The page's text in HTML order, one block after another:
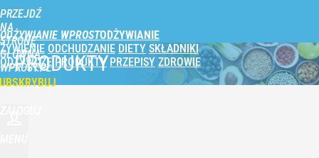
PRZEJDŹ
NA
STRONĘ
GŁÓWNĄ
WPROST.PL
ODŻYWIANIE WPROST
ŻYWIENIE ODCHUDZANIE DIETY SKŁADNIKI
ODŻYWCZE PRODUKTY PRZEPISY ZDROWIE
PRODUKTY